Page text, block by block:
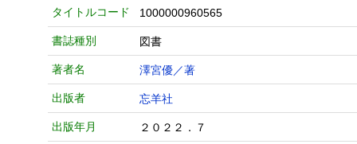
タイトルコード 1000000960565
書誌種別 図書
著者名 澤宮優／著
出版者 忘羊社
出版年月 ２０２２．７